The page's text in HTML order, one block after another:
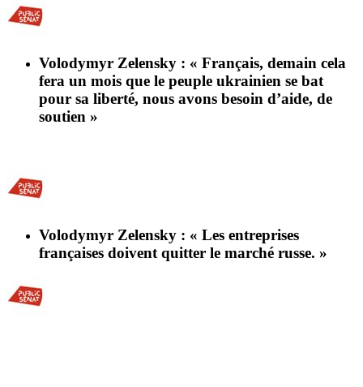
Volodymyr Zelensky : « Français, demain cela
fera un mois que le peuple ukrainien se bat
pour sa liberté, nous avons besoin d’aide, de
soutien »
Volodymyr Zelensky : « Les entreprises
françaises doivent quitter le marché russe. »